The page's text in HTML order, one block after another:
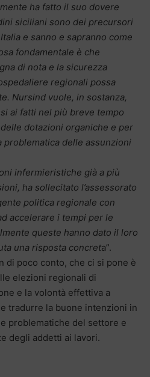
ha fatto il suo dovere
siciliani sono dei precursori
e sanno e sapranno come
fondamentale è che
di nota e la sicurezza
regionali possa
Nursind vuole, in sostanza,
ai fatti nel più breve tempo
dotazioni organiche e per
problematica delle assunzioni
infermieristiche già a più
ha sollecitato l’assessorato
politica regionale con
accelerare i tempi per le
queste hanno dato il loro
una risposta concreta”.
di poco conto, che ci si pone è
elezioni regionali di
e la volontà effettiva a
tradurre la buone intenzioni in
problematiche del settore e
degli addetti ai lavori.